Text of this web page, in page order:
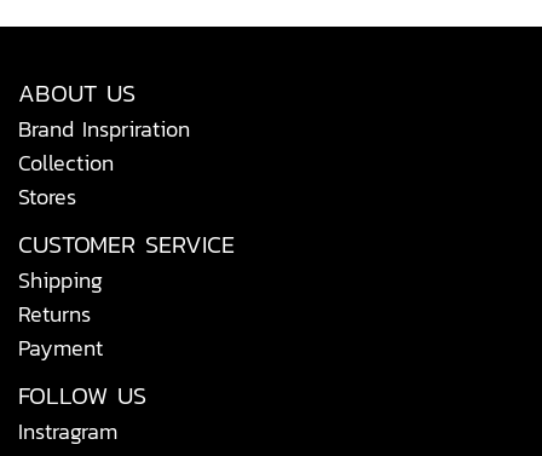
ABOUT US
Brand Inspriration
Collection
Stores
CUSTOMER SERVICE
Shipping
Returns
Payment
FOLLOW US
Instragram